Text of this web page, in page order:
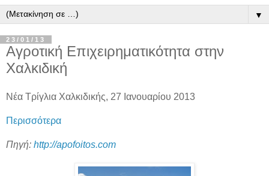
▼
23/01/13
Αγροτική Επιχειρηματικότητα στην
Χαλκιδική
Νέα Τρίγλια Χαλκιδικής, 27 Ιανουαρίου 2013
Περισσότερα
Πηγή: http://apofoitos.com